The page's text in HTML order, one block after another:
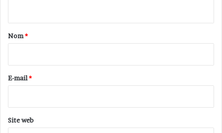
u
v
e
i
r
d
A
l
-
a
e
Nom*
E-mail*
Site web